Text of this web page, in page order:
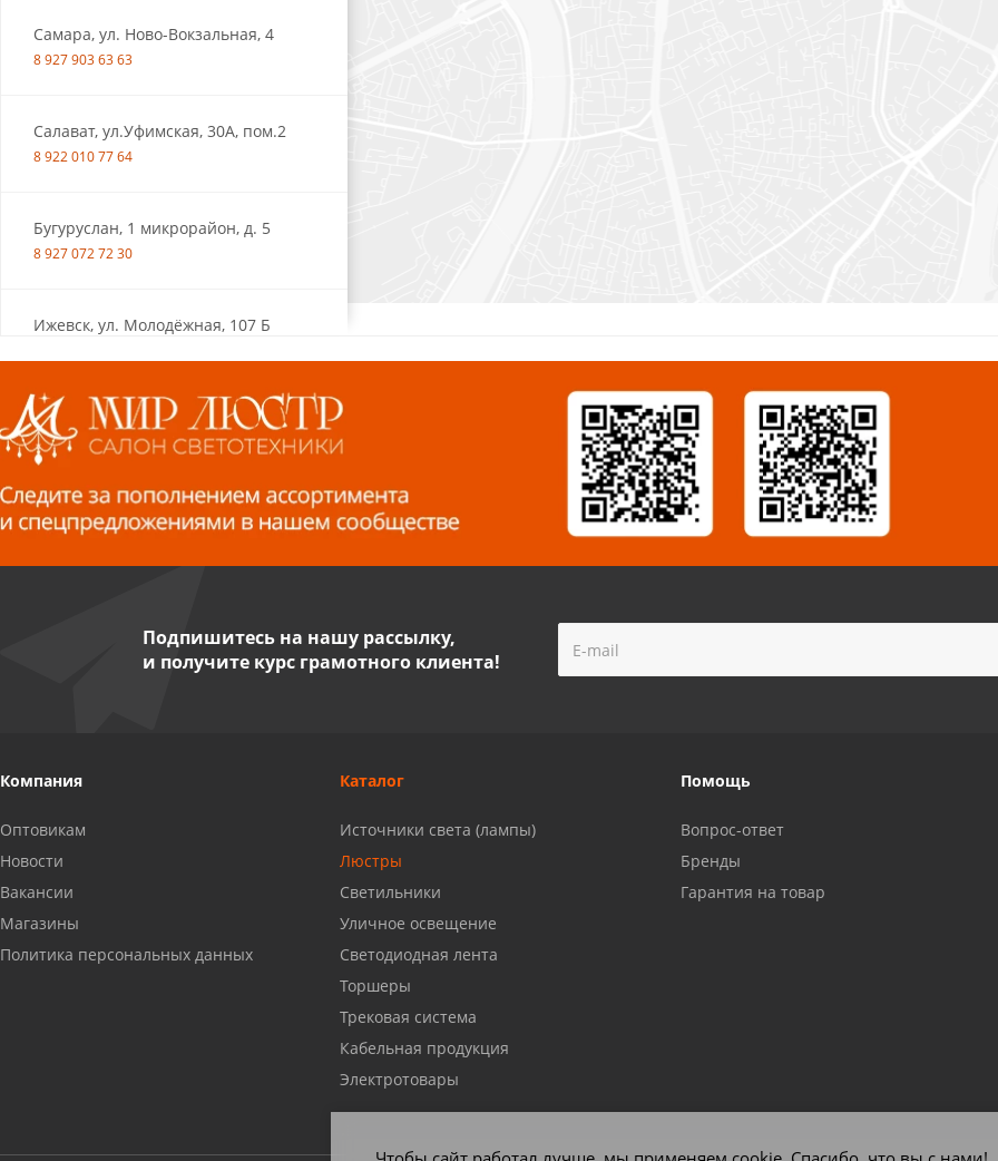
Самара, ул. Ново-Вокзальная, 4
8 927 903 63 63
Салават, ул.Уфимская, 30А, пом.2
8 922 010 77 64
Бугуруслан, 1 микрорайон, д. 5
8 927 072 72 30
Ижевск, ул. Молодёжная, 107 Б
Волжский, ул. Мира 47 В
8 927 255 38 33
Пенза, ул. Пролетарская, 61 ТЦ
"Стройбери"
Миасс, ул. Романенко, 95
8 927 009 54 63
Саратов, ул. Танкистов, 37 (БЦ
Подпишитесь на нашу рассылку,
и получите курс грамотного клиента!
Компания
Оптовикам
Новости
Вакансии
Магазины
Политика персональных данных
Каталог
Источники света (лампы)
Люстры
Светильники
Уличное освещение
Светодиодная лента
Торшеры
Трековая система
Кабельная продукция
Электротовары
Помощь
Вопрос-ответ
Бренды
Гарантия на товар